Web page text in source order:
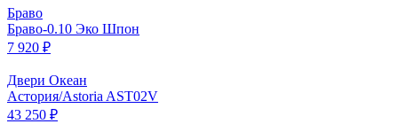
Браво
Браво-0.10 Эко Шпон
7 920 ₽
Двери Океан
Астория/Astoria AST02V
43 250 ₽